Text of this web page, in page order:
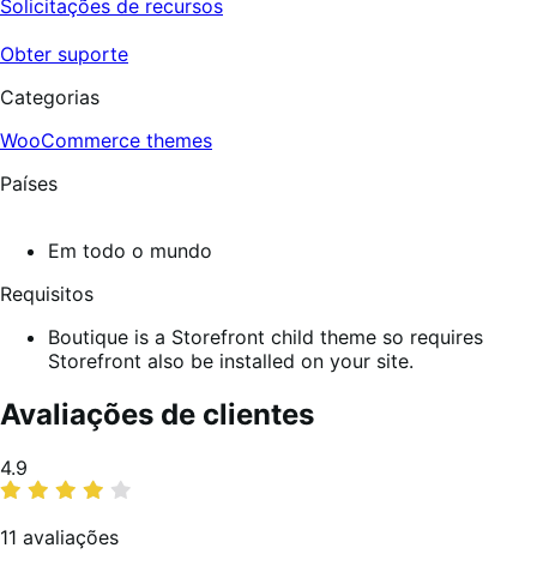
Solicitações de recursos
Obter suporte
Categorias
WooCommerce themes
Países
Em todo o mundo
Requisitos
Boutique is a Storefront child theme so requires
Storefront also be installed on your site.
Avaliações de clientes
Classificação
média
4.9
11 avaliações